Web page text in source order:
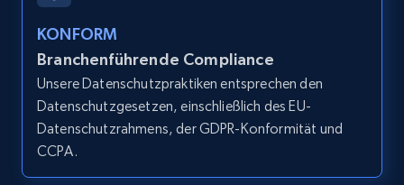
11.3K+
LinkedIn posts - Discover user's articles by
URL
KONFORM
Branchenführende Compliance
Unsere Datenschutzpraktiken entsprechen den
Datenschutzgesetzen, einschließlich des EU-
Datenschutzrahmens, der GDPR-Konformität und
CCPA.